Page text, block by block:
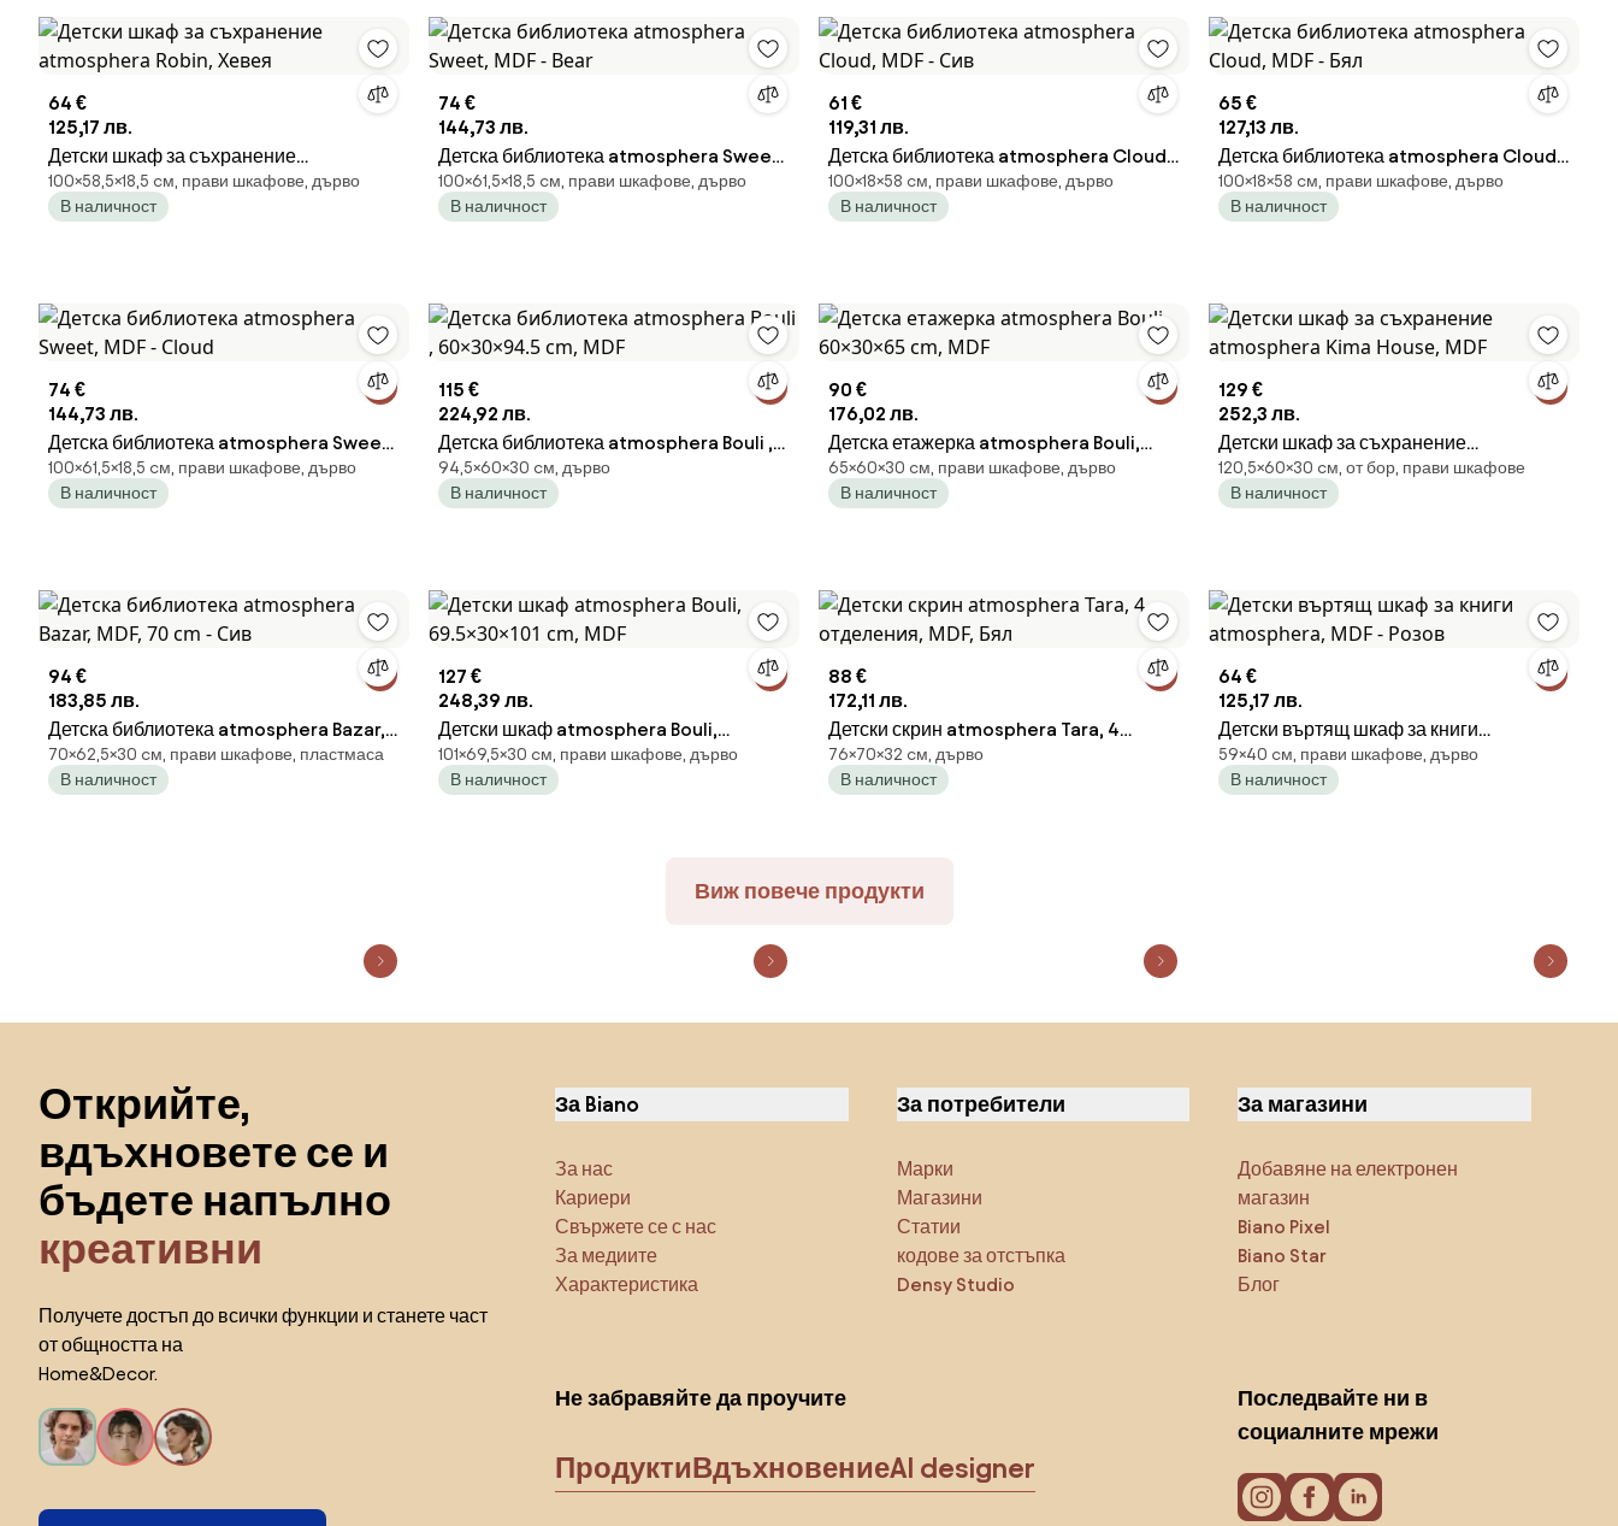
64 €
125,17 лв.
Детски шкаф за съхранение
atmosphera Robin, Хевея
100×58,5×18,5 cм, прави шкафове, дърво
В наличност
74 €
144,73 лв.
Детска библиотека atmosphera Sweet,
MDF - Bear
100×61,5×18,5 cм, прави шкафове, дърво
В наличност
61 €
119,31 лв.
Детска библиотека atmosphera Cloud,
MDF - Сив
100×18×58 cм, прави шкафове, дърво
В наличност
65 €
127,13 лв.
Детска библиотека atmosphera Cloud,
MDF - Бял
100×18×58 cм, прави шкафове, дърво
В наличност
74 €
144,73 лв.
Детска библиотека atmosphera Sweet,
MDF - Cloud
100×61,5×18,5 cм, прави шкафове, дърво
В наличност
115 €
224,92 лв.
Детска библиотека atmosphera Bouli ,
60×30×94.5 cm, MDF
94,5×60×30 cм, дърво
В наличност
90 €
176,02 лв.
Детска етажерка atmosphera Bouli,
60×30×65 cm, MDF
65×60×30 cм, прави шкафове, дърво
В наличност
129 €
252,3 лв.
Детски шкаф за съхранение
atmosphera Kima House, MDF
120,5×60×30 cм, от бор, прави шкафове
В наличност
94 €
183,85 лв.
Детска библиотека atmosphera Bazar,
MDF, 70 cm - Сив
70×62,5×30 cм, прави шкафове, пластмаса
В наличност
127 €
248,39 лв.
Детски шкаф atmosphera Bouli,
69.5×30×101 cm, MDF
101×69,5×30 cм, прави шкафове, дърво
В наличност
88 €
172,11 лв.
Детски скрин atmosphera Tara, 4
отделения, MDF, Бял
76×70×32 cм, дърво
В наличност
64 €
125,17 лв.
Детски въртящ шкаф за книги
atmosphera, MDF - Розов
59×40 cм, прави шкафове, дърво
В наличност
Виж повече продукти
Открийте,
вдъхновете се и
бъдете напълно
креативни
Получете достъп до всички функции и станете част
от общността на
Home&Decor.
За Biano
За нас
Кариери
Свържете се с нас
За медиите
Характеристика
За потребители
Марки
Магазини
Статии
кодове за отстъпка
Densy Studio
За магазини
Добавяне на електронен
магазин
Biano Pixel
Biano Star
Блог
Не забравяйте да проучите
Продукти ВдъхновениеAI designer
Последвайте ни в
социалните мрежи